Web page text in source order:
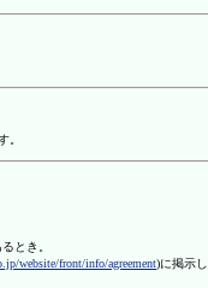
。
とき。
website/front/info/agreement)に掲示